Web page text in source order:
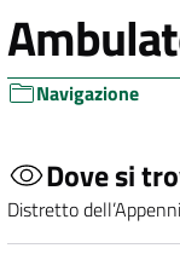
Navigazione
Dove si
Distretto